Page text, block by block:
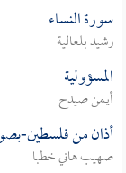
سورة النساء
رشيد بلعالية
المسؤولية
أيمن صيدح
أذان من فلسطين-
صهيب هاني خطبا